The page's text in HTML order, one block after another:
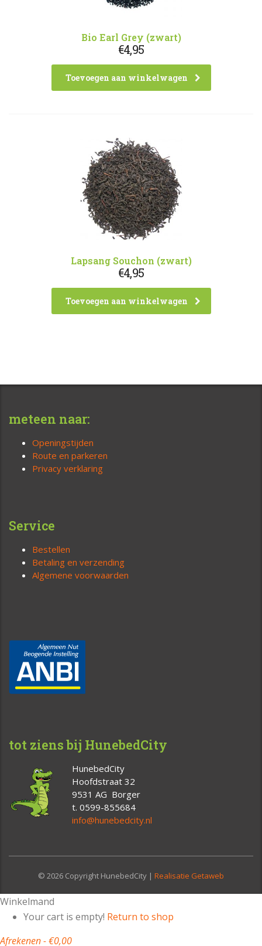
Bio Earl Grey (zwart)
€4,95
Toevoegen aan winkelwagen
Lapsang Souchon (zwart)
€4,95
Toevoegen aan winkelwagen
meteen naar:
Openingstijden
Route en parkeren
Privacy verklaring
Service
Bestellen
Betaling en verzending
Algemene voorwaarden
tot ziens bij HunebedCity
HunebedCity
Hoofdstraat 32
9531 AG Borger
t. 0599-855684
info@hunebedcity.nl
© 2026 Copyright HunebedCity | Realisatie Getaweb
Winkelmand
Your cart is empty! Return to shop
Afrekenen-€0,00